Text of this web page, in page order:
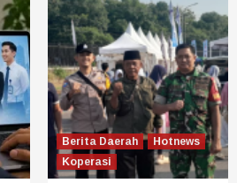
Berita Daerah
Hotnews
Koperasi